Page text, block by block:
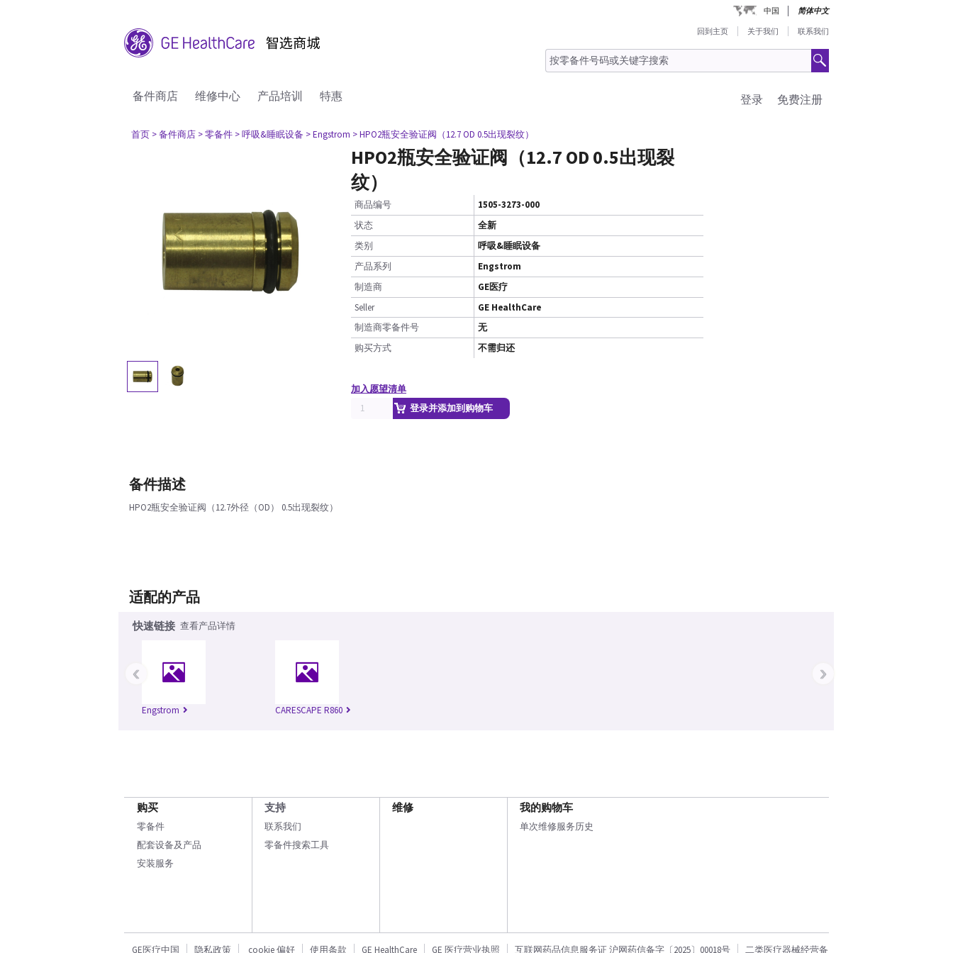
中国 简体中文
回到主页 关于我们 联系我们
备件商店 维修中心 产品培训 特惠 免费注册
登录
首页 > 备件商店 > 零备件 > 呼吸&睡眠设备 > Engstrom > HPO2瓶安全验证阀（12.7 OD 0.5出现裂纹）
HPO2瓶安全验证阀（12.7 OD 0.5出现裂
纹）
商品编号
1505-3273-000
状态
全新
类别
呼吸&睡眠设备
产品系列
Engstrom
制造商
GE医疗
Seller
GE HealthCare
制造商零备件号
无
购买方式
不需归还
加入愿望清单
登录并添加到购物车
备件描述
HPO2瓶安全验证阀（12.7外径（OD） 0.5出现裂纹）
适配的产品
快速链接 查看产品详情
Engstrom CARESCAPE R860
‹ ›
购买
零备件
配套设备及产品
安装服务
支持
联系我们
零备件搜索工具
维修 我的购物车
单次维修服务历史
GE医疗中国 隐私政策 cookie 偏好 使用条款 GE HealthCare GE 医疗营业执照 互联网药品信息服务证 沪网药信备字〔2025〕00018号 二类医疗器械经营备